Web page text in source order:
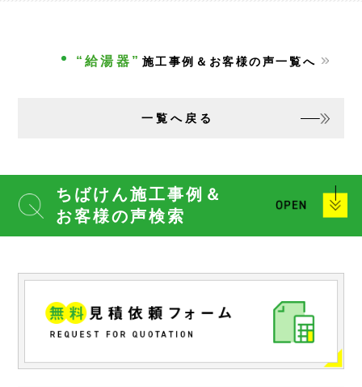
“給湯器” 施工事例＆お客様の声一覧へ
一覧へ戻る
ちばけん施工事例＆
お客様の声検索